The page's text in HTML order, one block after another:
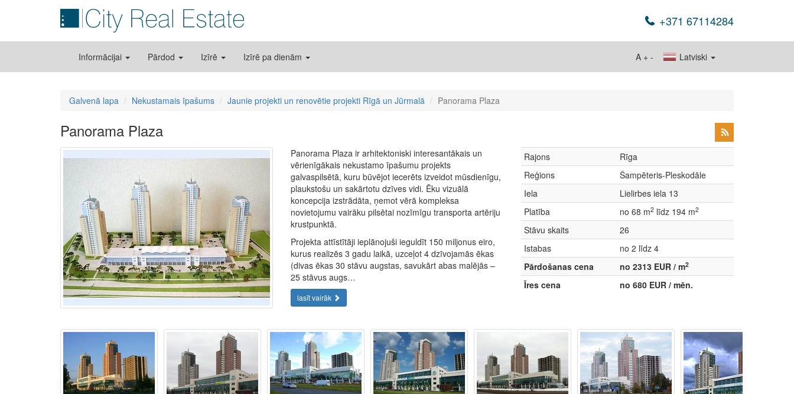
+371 67114284
Informācijai Pārdod Izīrē Izīrē pa dienām Latviski
A + -
Galvenā lapa Nekustamais īpašums Jaunie projekti un renovētie projekti Rīgā un Jūrmalā Panorama Plaza
Panorama Plaza
Panorama Plaza ir arhitektoniski interesantākais un
vērienīgākais nekustamo īpašumu projekts
galvaspilsētā, kuru būvējot iecerēts izveidot mūsdienīgu,
plaukstošu un sakārtotu dzīves vidi. Ēku vizuālā
koncepcija izstrādāta, ņemot vērā kompleksa
novietojumu vairāku pilsētai nozīmīgu transporta artēriju
krustpunktā.
Projekta attīstītāji ieplānojuši ieguldīt 150 miljonus eiro,
kurus realizēs 3 gadu laikā, uzceļot 4 dzīvojamās ēkas
(divas ēkas 30 stāvu augstas, savukārt abas malējās –
25 stāvus augs…
lasīt vairāk
Rajons
Rīga
Reģions
Šampēteris-Pleskodāle
Iela
Lielirbes iela 13
Platība
no 68 m2 līdz 194 m2
Stāvu skaits
26
Istabas
no 2 līdz 4
Pārdošanas cena
no 2313 EUR / m2
Īres cena no 680 EUR / mēn.